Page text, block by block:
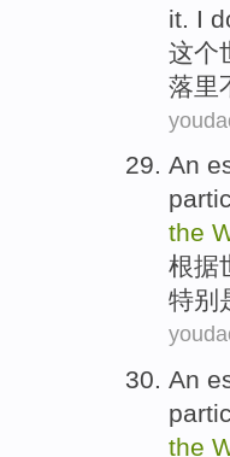
it. I
这个
落里
An
the
根据
特别
An
the